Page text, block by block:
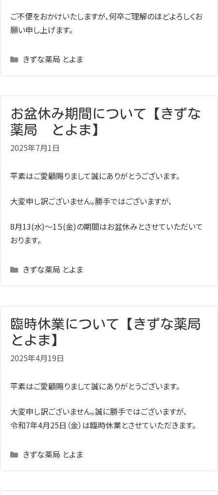
ご不便をおかけいたしますが、何卒ご理解のほどよろしくお
願い申し上げます。
Categories
きずな薬局 とよま
お盆休み期間について【きずな
薬局 とよま】
2025年7月1日
平素はご愛顧賜りまして誠にありがとうございます。
大変申し訳ございません。勝手ではございますが、
8月13(水)～1５(金)の期間はお盆休みとさせていただいて
おります。
Categories
きずな薬局 とよま
臨時休業について【きずな薬局
とよま】
2025年4月19日
平素はご愛顧賜りまして誠にありがとうございます。
大変申し訳ございません。誠に勝手ではございますが、
令和7年4月25日（金） は臨時休業とさせていただきます。
Categories
きずな薬局 とよま